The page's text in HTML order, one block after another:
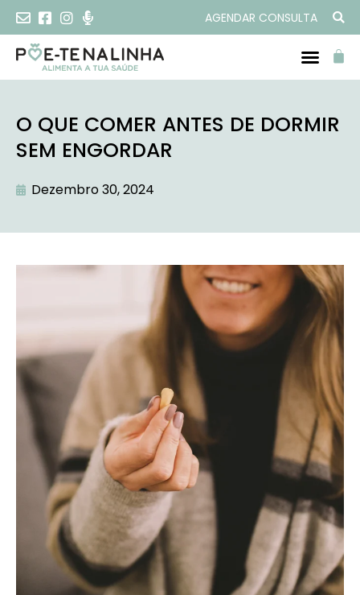
AGENDAR CONSULTA
O QUE COMER ANTES DE DORMIR
SEM ENGORDAR
Dezembro 30, 2024